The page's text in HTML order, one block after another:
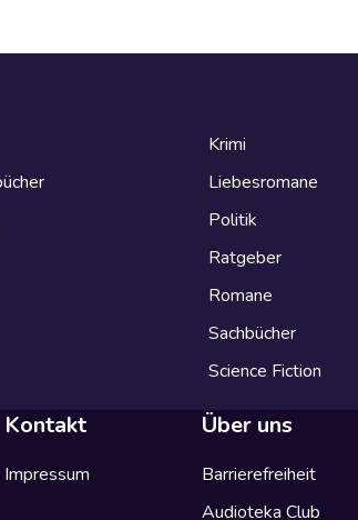
Krimi
Liebesromane
Politik
Ratgeber
Romane
Sachbücher
Science Fiction
Kontakt
Impressum
Über uns
Barrierefreiheit
Audioteka Club